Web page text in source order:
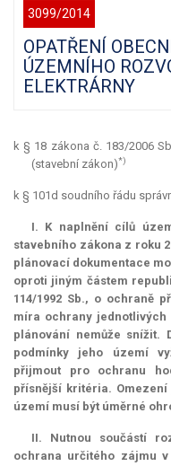
3099/2014
OPATŘENÍ
ÚZEMNÍHO
ELEKTRÁRNY
k § 18 zákona č. 183/2006
(stavební zákon)*)
k § 101d soudního řádu
I. K naplnění cílů
stavebního zákona z roku
plánovací dokumentace
oproti jiným částem
114/1992 Sb., o ochraně
míra ochrany
plánování nemůže snížit.
podmínky jeho území
přijmout pro ochranu
přísnější kritéria.
území musí být úměrné
II. Nutnou součástí
ochrana určitého zájmu